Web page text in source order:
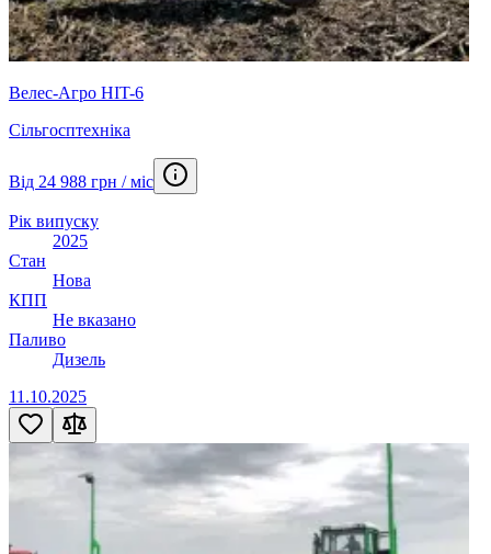
Велес-Агро HIT-6
Сільгосптехніка
Від 24 988 грн / міс
Рік випуску
2025
Стан
Нова
КПП
Не вказано
Паливо
Дизель
11.10.2025